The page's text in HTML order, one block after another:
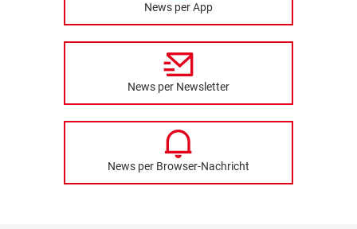
News per App
News per Newsletter
News per Browser-Nachricht